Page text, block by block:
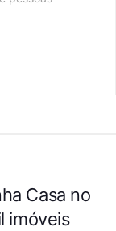
Casa no
imóveis